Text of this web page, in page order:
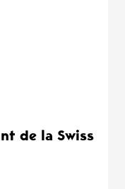
de la Swiss